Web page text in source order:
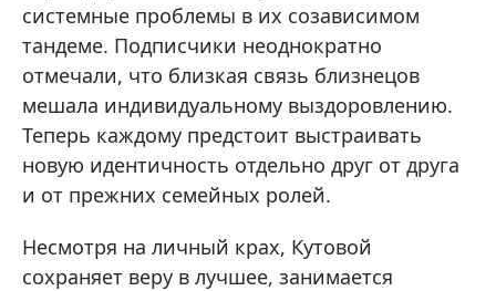
системные проблемы в их созависимом
тандеме. Подписчики неоднократно
отмечали, что близкая связь близнецов
мешала индивидуальному выздоровлению.
Теперь каждому предстоит выстраивать
новую идентичность отдельно друг от друга
и от прежних семейных ролей.
Несмотря на личный крах, Кутовой
сохраняет веру в лучшее, занимается